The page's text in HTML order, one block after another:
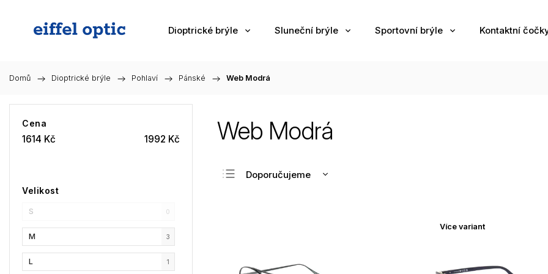
Dioptrické brýle Sluneční brýle Sportovní brýle Kontaktní
Domů / Dioptrické brýle / Pohlaví / Pánské / Web Modrá
Cena
1614 Kč 1992 Kč
Velikost
S 0
M 3
L 1
Web Modrá
Doporučujeme
Více variant